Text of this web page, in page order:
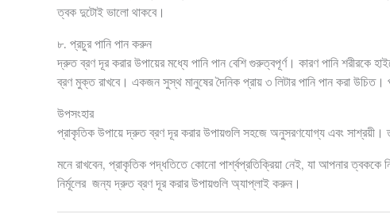
ত্বক দুটোই ভালো থাকবে।
৮. প্রচুর পানি পান করুন
দ্রুত ব্রণ দূর করার উপায়ের মধ্যে পানি পান বেশি গুরুত্বপূর্ণ। কারণ পানি শরীরকে
ব্রণ মুক্ত রাখবে। একজন সুস্থ মানুষের দৈনিক প্রায় ৩ লিটার পানি পান করা
উপসংহার
প্রাকৃতিক উপায়ে দ্রুত ব্রণ দূর করার উপায়গুলি সহজে অনুসরণযোগ্য এবং
মনে রাখবেন, প্রাকৃতিক পদ্ধতিতে কোনো পার্শ্বপ্রতিক্রিয়া নেই, যা আপনার
নির্মূলের জন্য দ্রুত ব্রণ দূর করার উপায়গুলি অ্যাপ্লাই করুন।